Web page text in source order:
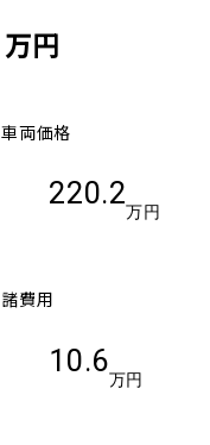
万円
車両価格
220.2
万円
諸費用
10.6
万円